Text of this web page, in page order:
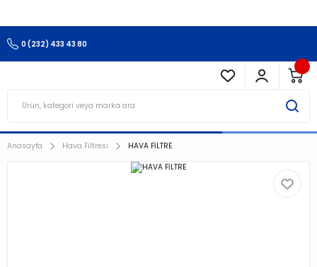
0 (232) 433 43 80
Anasayfa Hava Filtresi HAVA FİLTRE